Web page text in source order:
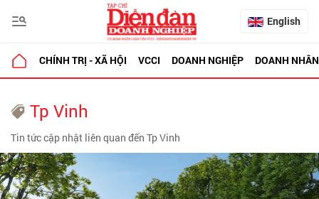
English
CHÍNH TRỊ - XÃ HỘI VCCI DOANH NGHIỆP DOANH NHÂN
Tp Vinh
Tin tức cập nhật liên quan đến Tp Vinh